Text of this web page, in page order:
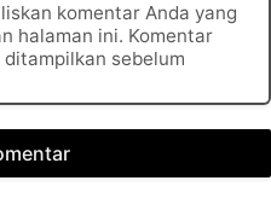
komentar Anda yang
halaman ini. Komentar
sebelum